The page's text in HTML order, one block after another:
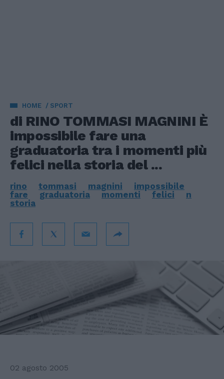
HOME SPORT
di RINO TOMMASI MAGNINI È
impossibile fare una
graduatoria tra i momenti più
felici nella storia del ...
rino tommasi magnini
impossibile
fare
graduatoria momenti felici
n
storia
02 agosto 2005